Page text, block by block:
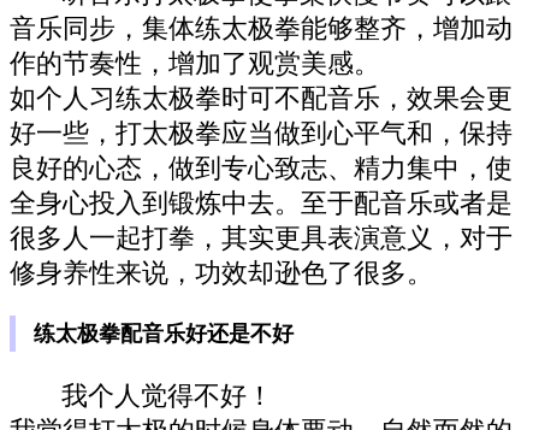
音乐同步，集体练太极拳能够整齐，增加动
作的节奏性，增加了观赏美感。
如个人习练太极拳时可不配音乐，效果会更
好一些，打太极拳应当做到心平气和，保持
良好的心态，做到专心致志、精力集中，使
全身心投入到锻炼中去。至于配音乐或者是
很多人一起打拳，其实更具表演意义，对于
修身养性来说，功效却逊色了很多。
练太极拳配音乐好还是不好
我个人觉得不好！